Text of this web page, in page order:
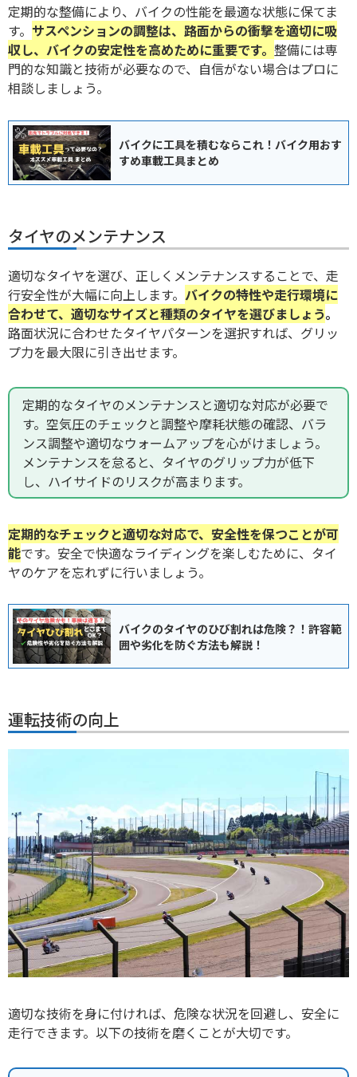
定期的な整備により、バイクの性能を最適な状態に保てま
す。 サスペンションの調整は、路面からの衝撃を適切に吸
収し、バイクの安定性を高めために重要です。 整備には専
門的な知識と技術が必要なので、自信がない場合はプロに
相談しましょう。
バイクに工具を積むならこれ！バイク用おす
すめ車載工具まとめ
タイヤのメンテナンス
適切なタイヤを選び、正しくメンテナンスすることで、走
行安全性が大幅に向上します。 バイクの特性や走行環境に
合わせて、適切なサイズと種類のタイヤを選びましょう。
路面状況に合わせたタイヤパターンを選択すれば、グリッ
プ力を最大限に引き出せます。
定期的なタイヤのメンテナンスと適切な対応が必要で
す。空気圧のチェックと調整や摩耗状態の確認、バラ
ンス調整や適切なウォームアップを心がけましょう。
メンテナンスを怠ると、タイヤのグリップ力が低下
し、ハイサイドのリスクが高まります。
定期的なチェックと適切な対応で、安全性を保つことが可
能です。安全で快適なライディングを楽しむために、タイ
ヤのケアを忘れずに行いましょう。
バイクのタイヤのひび割れは危険？！許容範
囲や劣化を防ぐ方法も解説！
運転技術の向上
適切な技術を身に付ければ、危険な状況を回避し、安全に
走行できます。以下の技術を磨くことが大切です。